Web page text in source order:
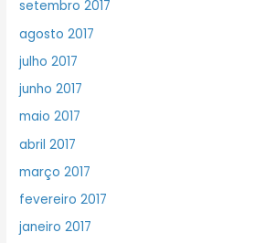
setembro 2017
agosto 2017
julho 2017
junho 2017
maio 2017
abril 2017
março 2017
fevereiro 2017
janeiro 2017